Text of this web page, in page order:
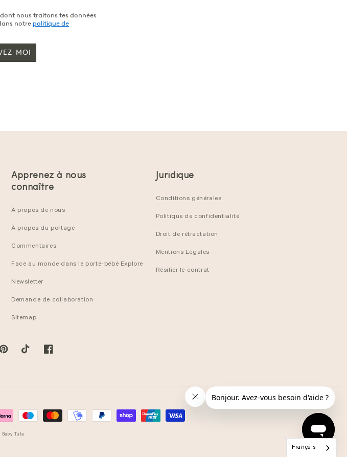
nous traitons tes données
notre politique de
MOI
Apprenez à nous
connaître
À propos de nous
À propos du portage
Commentaires
Face au monde dans le porte-bébé Explore
Newsletter
Demande de collaboration
Sitemap
Juridique
Conditions générales
Politique de confidentialité
Droit de rétractation
Mentions Légales
Résilier le contrat
PinterestTikTok Facebook
Baby Tula
Français